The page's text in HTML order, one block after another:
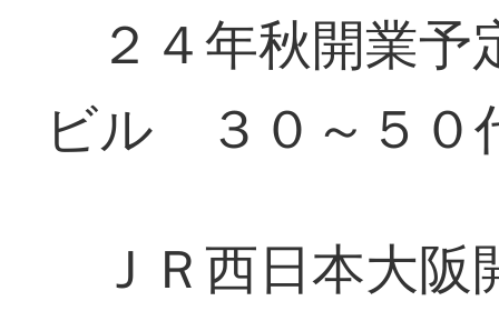
２４年秋開業
ビル ３０～５０
ＪＲ西日本大阪